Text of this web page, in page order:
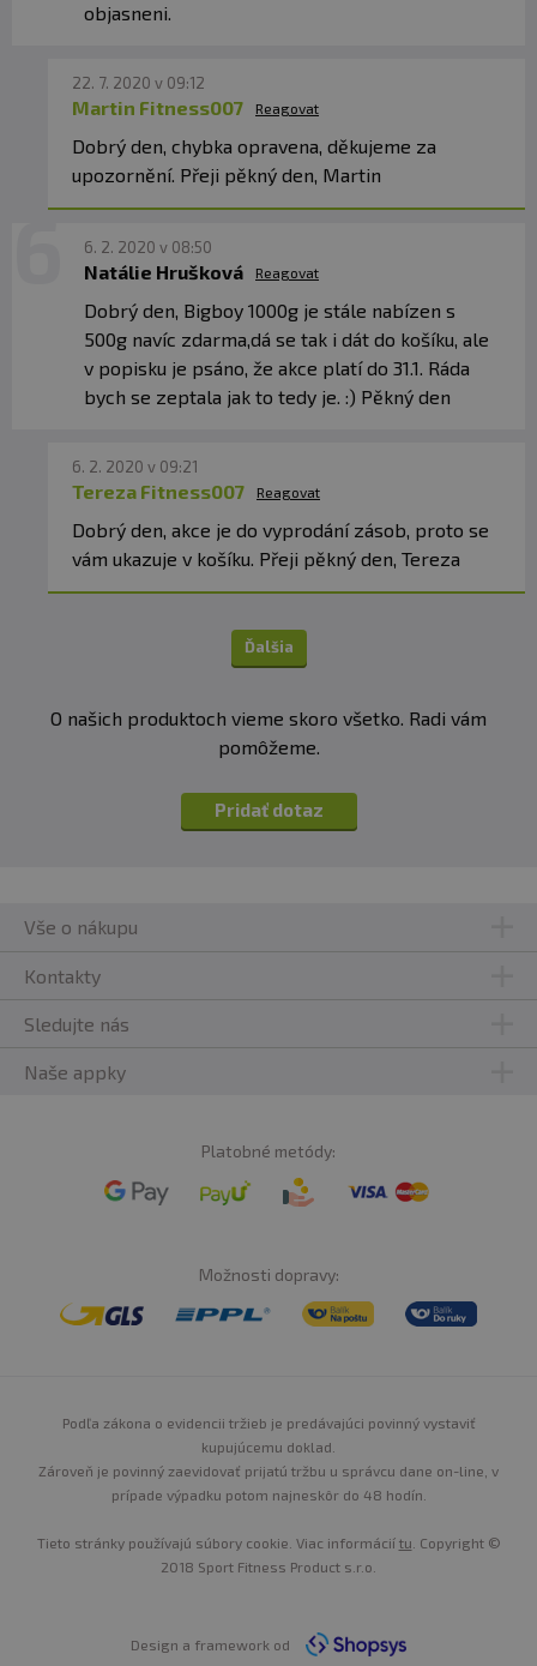
objasneni.
22. 7. 2020 v 09:12
Martin Fitness007 Reagovat
Dobrý den, chybka opravena, děkujeme za
upozornění. Přeji pěkný den, Martin
6. 2. 2020 v 08:50
Natálie Hrušková Reagovat
Dobrý den, Bigboy 1000g je stále nabízen s
500g navíc zdarma,dá se tak i dát do košíku, ale
v popisku je psáno, že akce platí do 31.1. Ráda
bych se zeptala jak to tedy je. :) Pěkný den
6. 2. 2020 v 09:21
Tereza Fitness007 Reagovat
Dobrý den, akce je do vyprodání zásob, proto se
vám ukazuje v košíku. Přeji pěkný den, Tereza
Ďalšia
O našich produktoch vieme skoro všetko. Radi vám
pomôžeme.
Pridať dotaz
Vše o nákupu
Kontakty
Sledujte nás
Naše appky
Platobné metódy:
Možnosti dopravy:
Podľa zákona o evidencii tržieb je predávajúci povinný vystaviť
kupujúcemu doklad.
Zároveň je povinný zaevidovať prijatú tržbu u správcu dane on-line, v
prípade výpadku potom najneskôr do 48 hodín.
Tieto stránky používajú súbory cookie. Viac informácií tu . Copyright ©
2018 Sport Fitness Product s.r.o.
Design a framework od